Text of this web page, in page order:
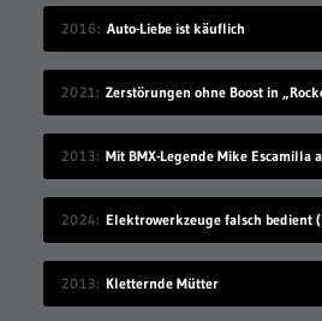
2016 Auto-Liebe ist käuflich
2021 Zerstörungen ohne Boost in
2013
2024
2013 Kletternde Mütter